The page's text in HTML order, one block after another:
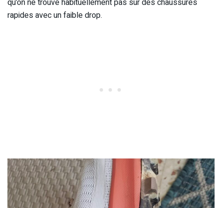
qu’on ne trouve habituellement pas sur des chaussures
rapides avec un faible drop.